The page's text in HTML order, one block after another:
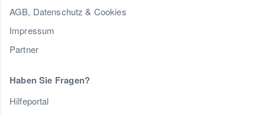
AGB, Datenschutz & Cookies
Impressum
Partner
Haben Sie Fragen?
Hilfeportal